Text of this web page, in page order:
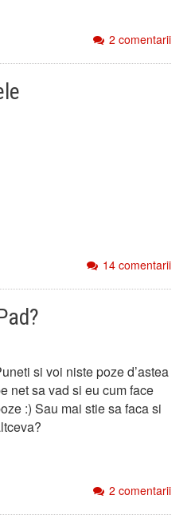
2 comentarii
14 comentarii
si voi niste poze d’astea
net sa vad si eu cum face
:) Sau mai stie sa faca si
2 comentarii